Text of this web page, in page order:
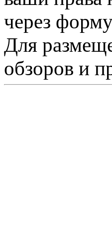
через
Для
обзоров и